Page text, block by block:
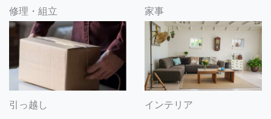
修理・組立 家事
引っ越し インテリア